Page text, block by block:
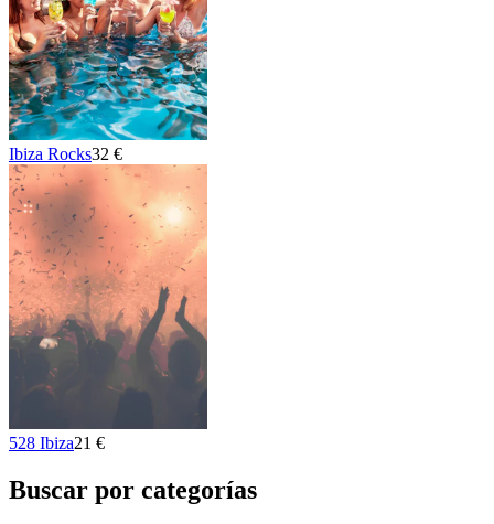
Ibiza Rocks32 €
528 Ibiza21 €
Buscar por categorías